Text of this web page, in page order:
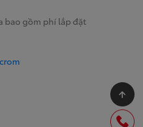
bao gồm phí lắp đặt